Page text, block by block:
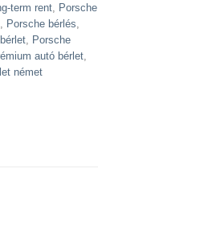
term rent, Porsche
, Porsche bérlés
, Porsche
autó bérlet,
német